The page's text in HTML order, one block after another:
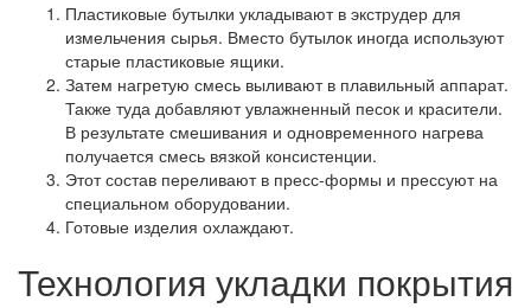
Пластиковые бутылки укладывают в экструдер для
измельчения сырья. Вместо бутылок иногда используют
старые пластиковые ящики.
Затем нагретую смесь выливают в плавильный аппарат.
Также туда добавляют увлажненный песок и красители.
В результате смешивания и одновременного нагрева
получается смесь вязкой консистенции.
Этот состав переливают в пресс-формы и прессуют на
специальном оборудовании.
Готовые изделия охлаждают.
Технология укладки покрытия